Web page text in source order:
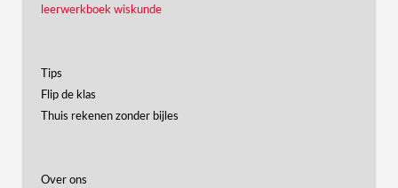
leerwerkboek wiskunde
Tips
Flip de klas
Thuis rekenen zonder bijles
Over ons